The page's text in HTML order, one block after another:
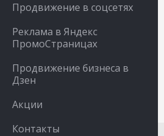
Продвижение в соцсетях
Реклама в Яндекс
ПромоСтраницах
Продвижение бизнеса в
Дзен
Акции
Контакты